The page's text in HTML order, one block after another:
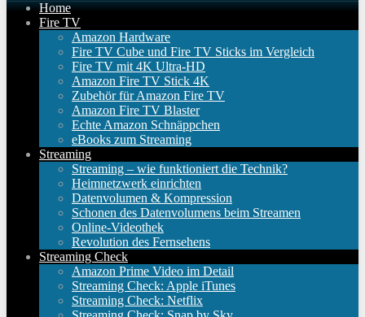
Home
Fire TV
Amazon Hardware
Fire TV Cube und Fire TV Sticks im Vergleich
Fire TV mit 4K Ultra-HD
Amazon Fire TV Stick 4K
Zubehör für Amazon Fire TV
Amazon Fire TV Blaster
Echte Amazon Schnäppchen
eBooks zum Streaming
Streaming
Streaming – wie funktioniert die Technik?
Heimnetzwerk einrichten
Datenvolumen & Kompression
Schonen des Datenvolumens beim Streamen
Online-Videothek
Revolution des Fernsehens
Streaming Check
Amazon Prime Video im Detail
Streaming Check: Apple iTunes
Streaming Check: Netflix